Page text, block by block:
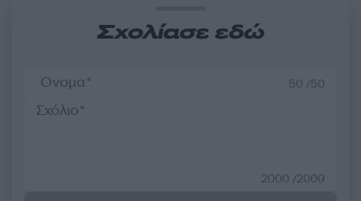
Σχολίασε εδώ
50 /50
2000 /2000